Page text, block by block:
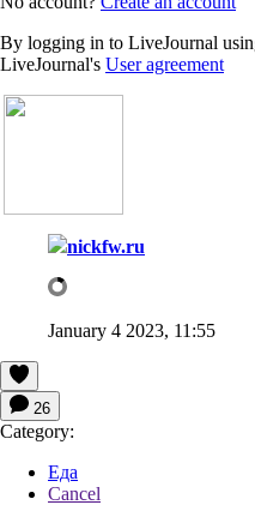
By logging in to LiveJournal
LiveJournal's User agreement
nickfw.ru
January 4 2023, 11:55
26
Category:
Еда
Cancel